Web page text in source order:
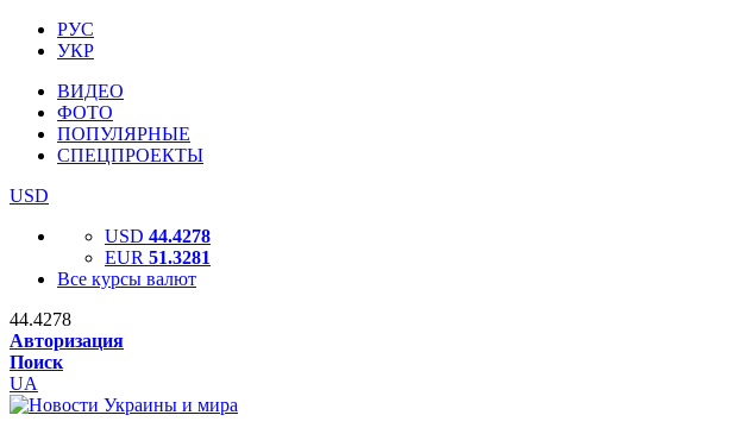
РУС
УКР
ВИДЕО
ФОТО
ПОПУЛЯРНЫЕ
СПЕЦПРОЕКТЫ
USD
USD 44.4278
EUR 51.3281
Все курсы валют
44.4278
Авторизация
Поиск
UA